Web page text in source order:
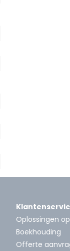
Oplossingen
Boekhouding
Offerte